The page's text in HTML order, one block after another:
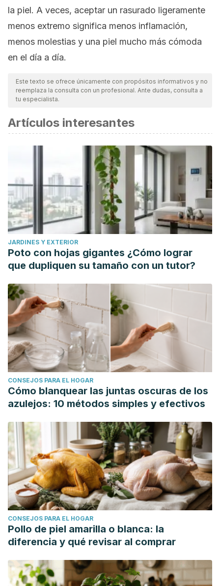
la piel. A veces, aceptar un rasurado ligeramente
menos extremo significa menos inflamación,
menos molestias y una piel mucho más cómoda
en el día a día.
Este texto se ofrece únicamente con propósitos informativos y no
reemplaza la consulta con un profesional. Ante dudas, consulta a
tu especialista.
Artículos interesantes
JARDINES Y EXTERIOR
Poto con hojas gigantes ¿Cómo lograr
que dupliquen su tamaño con un tutor?
CONSEJOS PARA EL HOGAR
Cómo blanquear las juntas oscuras de los
azulejos: 10 métodos simples y efectivos
CONSEJOS PARA EL HOGAR
Pollo de piel amarilla o blanca: la
diferencia y qué revisar al comprar